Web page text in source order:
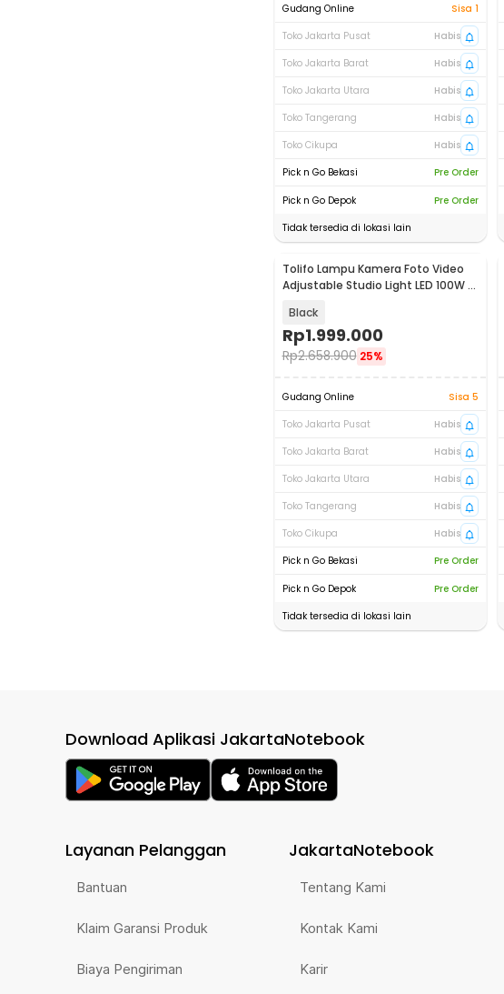
Gudang Online
Sisa 1
Toko Jakarta Pusat
Habis
Toko Jakarta Barat
Habis
Toko Jakarta Utara
Habis
Toko Tangerang
Habis
Toko Cikupa
Habis
Pick n Go Bekasi
Pre Order
Pick n Go Depok
Pre Order
Tidak tersedia di lokasi lain
Tolifo Lampu Kamera Foto Video
Adjustable Studio Light LED 100W -
Black
Rp1.999.000
Rp2.658.900 25%
Gudang Online
Sisa 5
Toko Jakarta Pusat
Habis
Toko Jakarta Barat
Habis
Toko Jakarta Utara
Habis
Toko Tangerang
Habis
Toko Cikupa
Habis
Pick n Go Bekasi
Pre Order
Pick n Go Depok
Pre Order
Tidak tersedia di lokasi lain
Download Aplikasi JakartaNotebook
Layanan Pelanggan
Bantuan
Klaim Garansi Produk
Biaya Pengiriman
JakartaNotebook
Tentang Kami
Kontak Kami
Karir